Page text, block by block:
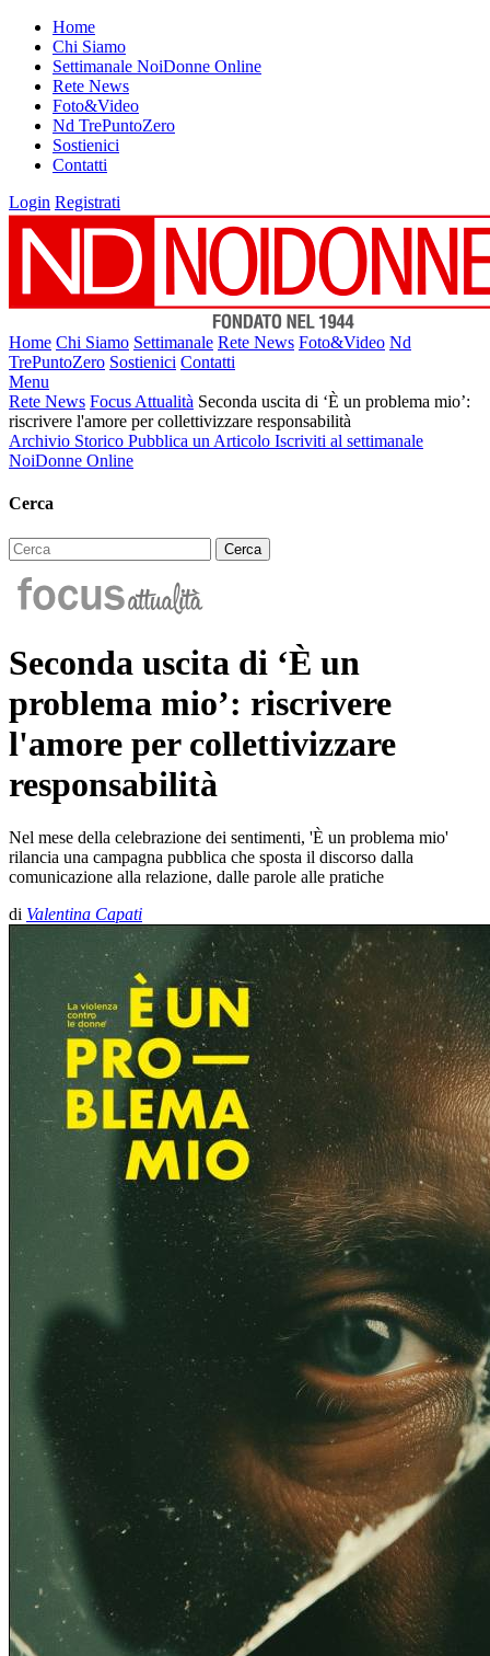
Home
Chi Siamo
Settimanale NoiDonne Online
Rete News
Foto&Video
Nd TrePuntoZero
Sostienici
Contatti
Login Registrati
Home Chi Siamo Settimanale Rete News Foto&Video Nd
TrePuntoZero Sostienici Contatti
Menu
Rete News Focus Attualità Seconda uscita di ‘È un problema mio’:
riscrivere l'amore per collettivizzare responsabilità
Archivio Storico Pubblica un Articolo Iscriviti al settimanale
NoiDonne Online
Cerca
Seconda uscita di ‘È un
problema mio’: riscrivere
l'amore per collettivizzare
responsabilità
Nel mese della celebrazione dei sentimenti, 'È un problema mio'
rilancia una campagna pubblica che sposta il discorso dalla
comunicazione alla relazione, dalle parole alle pratiche
di Valentina Capati